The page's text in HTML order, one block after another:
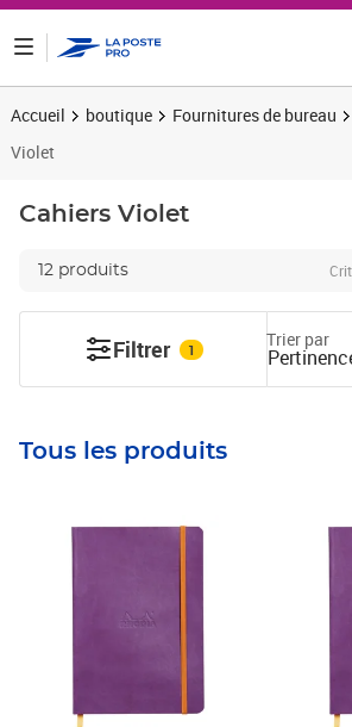
Accueil boutique Fournitures de bureau
Violet
Cahiers Violet
12 produits
Filtrer 1 Trier par
Tous les produits
Prix 16,33€ HT Prix